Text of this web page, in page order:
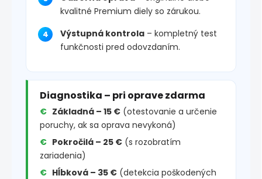
kvalitné Premium diely so zárukou.
Výstupná kontrola – kompletný test
funkčnosti pred odovzdaním.
Diagnostika – pri oprave zdarma
Základná – 15 € (otestovanie a určenie
poruchy, ak sa oprava nevykoná)
Pokročilá – 25 € (s rozobratím
zariadenia)
Hĺbková – 35 € (detekcia poškodených